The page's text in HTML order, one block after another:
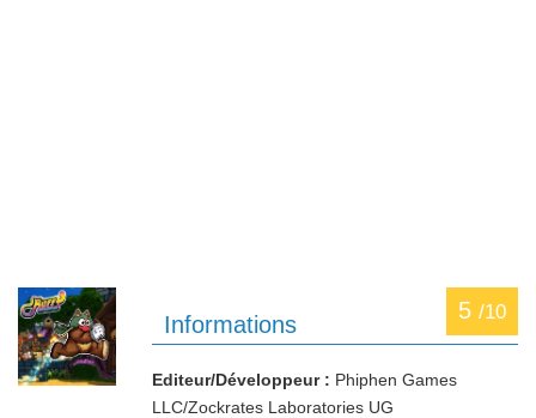
5 /10
Informations
Editeur/Développeur : Phiphen Games
LLC/Zockrates Laboratories UG